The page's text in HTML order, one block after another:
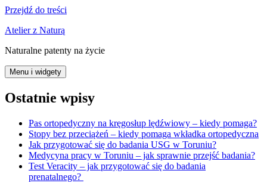
Przejdź do treści
Atelier z Naturą
Naturalne patenty na życie
Menu i widgety
Ostatnie wpisy
Pas ortopedyczny na kręgosłup lędźwiowy – kiedy pomaga?
Stopy bez przeciążeń – kiedy pomaga wkładka ortopedyczna
Jak przygotować się do badania USG w Toruniu?
Medycyna pracy w Toruniu – jak sprawnie przejść badania?
Test Veracity – jak przygotować się do badania
prenatalnego?